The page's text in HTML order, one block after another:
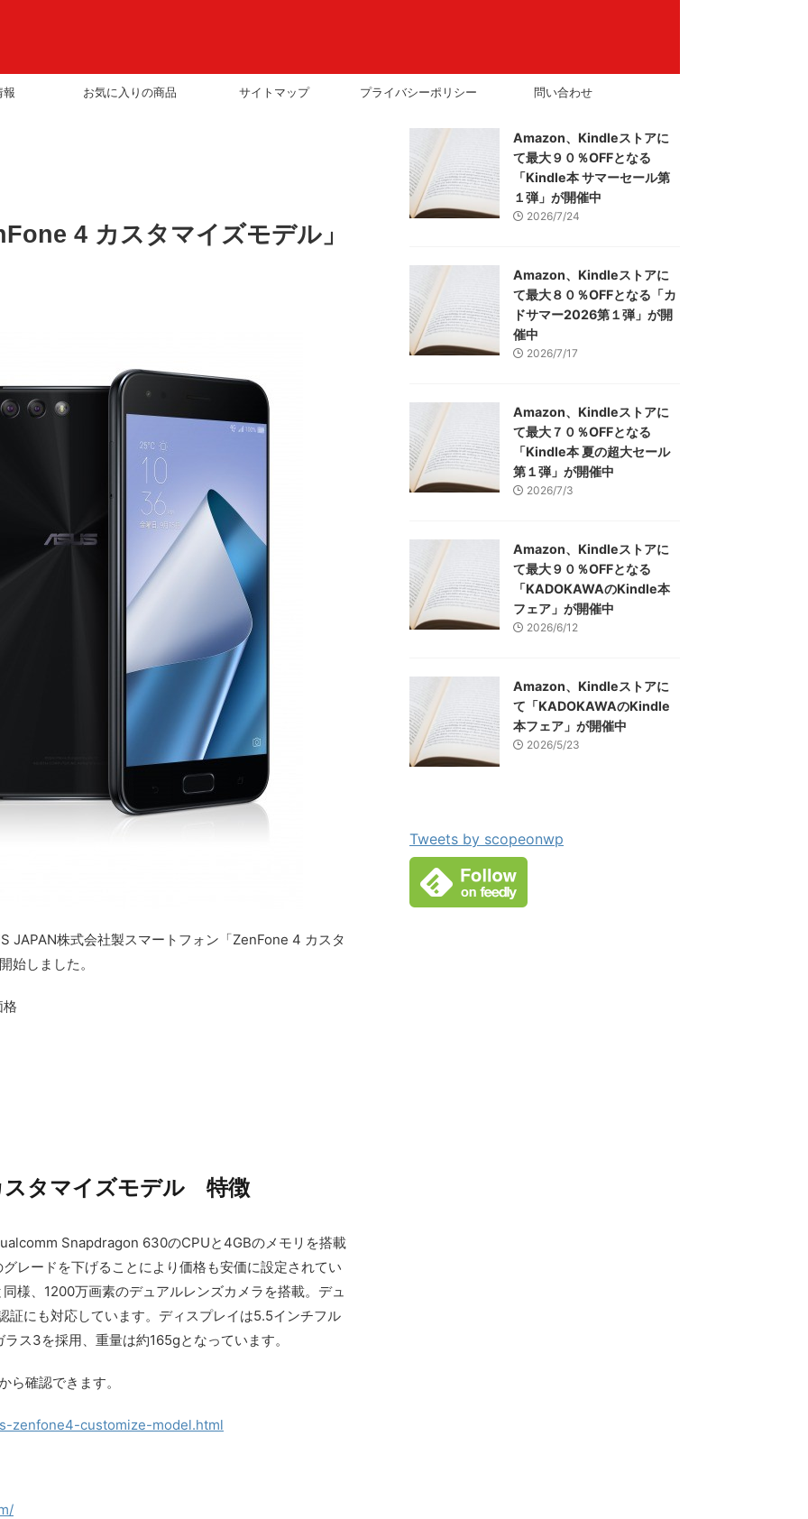
報 お気に入りの商品 サイトマップ プライバシーポリシー 問い合わせ
4 カスタマイズモデル」
JAPAN株式会社製スマートフォン「ZenFone 4 カスタ
始しました。
スタマイズモデル 特徴
Snapdragon 630のCPUと4GBのメモリを搭載
レードを下げることにより価格も安価に設定されてい
様、1200万画素のデュアルレンズカメラを搭載。デュ
証にも対応しています。ディスプレイは5.5インチフル
ス3を採用、重量は約165gとなっています。
ら確認できます。
zenfone4-customize-model.html
Amazon、Kindleストアに
て最大９０％OFFとなる
「Kindle本 サマーセール第
１弾」が開催中
2026/7/24
Amazon、Kindleストアに
て最大８０％OFFとなる「カ
ドサマー2026第１弾」が開
催中
2026/7/17
Amazon、Kindleストアに
て最大７０％OFFとなる
「Kindle本 夏の超大セール
第１弾」が開催中
2026/7/3
Amazon、Kindleストアに
て最大９０％OFFとなる
「KADOKAWAのKindle本
フェア」が開催中
2026/6/12
Amazon、Kindleストアに
て「KADOKAWAのKindle
本フェア」が開催中
2026/5/23
Tweets by scopeonwp